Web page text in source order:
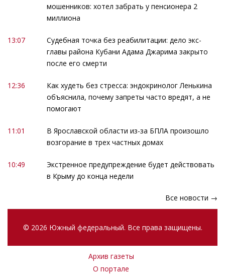
мошенников: хотел забрать у пенсионера 2
миллиона
13:07
Судебная точка без реабилитации: дело экс-
главы района Кубани Адама Джарима закрыто
после его смерти
12:36
Как худеть без стресса: эндокринолог Ленькина
объяснила, почему запреты часто вредят, а не
помогают
11:01
В Ярославской области из-за БПЛА произошло
возгорание в трех частных домах
10:49
Экстренное предупреждение будет действовать
в Крыму до конца недели
Все новости →
© 2026 Южный федеральный. Все права защищены.
Архив газеты
О портале